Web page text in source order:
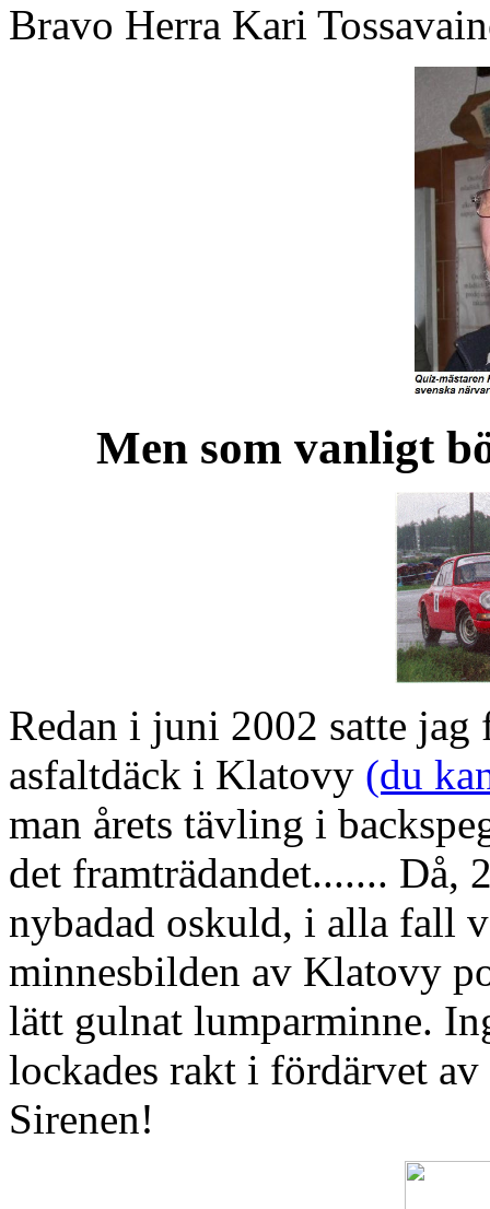
Bravo Herra Kari
Men som vanligt
Redan i juni 2002 satte jag
asfaltdäck i Klatovy (du
man årets tävling i
det framträdandet....... Då,
nybadad oskuld, i alla fall
minnesbilden av Klatovy
lätt gulnat lumparminne.
lockades rakt i fördärvet av
Sirenen!